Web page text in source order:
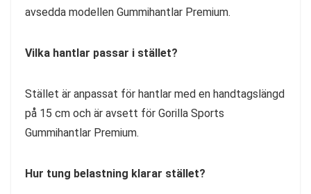
avsedda modellen Gummihantlar Premium.
Vilka hantlar passar i stället?
Stället är anpassat för hantlar med en handtagslängd
på 15 cm och är avsett för Gorilla Sports
Gummihantlar Premium.
Hur tung belastning klarar stället?